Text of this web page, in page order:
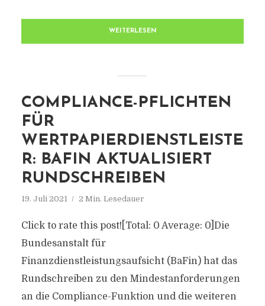
WEITERLESEN
COMPLIANCE-PFLICHTEN
FÜR
WERTPAPIERDIENSTLEISTE
R: BAFIN AKTUALISIERT
RUNDSCHREIBEN
19. Juli 2021 2 Min. Lesedauer
Click to rate this post![Total: 0 Average: 0]Die
Bundesanstalt für
Finanzdienstleistungsaufsicht (BaFin) hat das
Rundschreiben zu den Mindestanforderungen
an die Compliance-Funktion und die weiteren